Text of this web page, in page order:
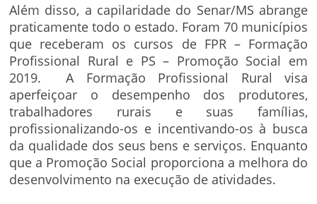
Além disso, a capilaridade do Senar/MS abrange
praticamente todo o estado. Foram 70 municípios
que receberam os cursos de FPR – Formação
Profissional Rural e PS – Promoção Social em
2019. A Formação Profissional Rural visa
aperfeiçoar o desempenho dos produtores,
trabalhadores rurais e suas famílias,
profissionalizando-os e incentivando-os à busca
da qualidade dos seus bens e serviços. Enquanto
que a Promoção Social proporciona a melhora do
desenvolvimento na execução de atividades.